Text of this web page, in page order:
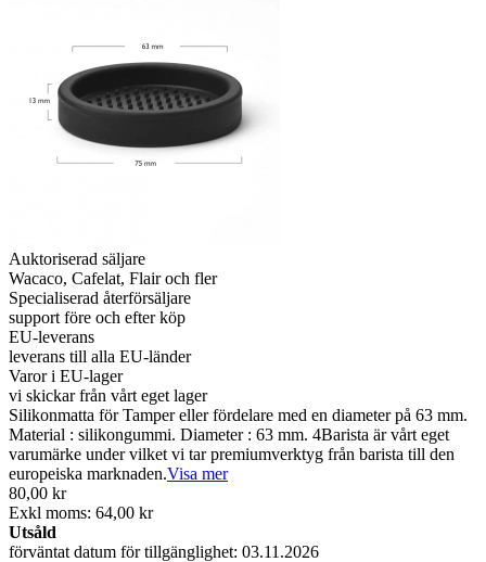
Auktoriserad säljare
Wacaco, Cafelat, Flair och fler
Specialiserad återförsäljare
support före och efter köp
EU-leverans
leverans till alla EU-länder
Varor i EU-lager
vi skickar från vårt eget lager
Silikonmatta för Tamper eller fördelare med en diameter på 63 mm.
Material : silikongummi. Diameter : 63 mm. 4Barista är vårt eget
varumärke under vilket vi tar premiumverktyg från barista till den
europeiska marknaden.Visa mer
80,00 kr
Exkl moms: 64,00 kr
Utsåld
förväntat datum för tillgänglighet: 03.11.2026